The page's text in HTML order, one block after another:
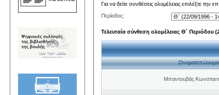
Για να δείτε συνθέσεις ολομέλειας επιλέξτε την
Περίοδος:
Τελευταία σύνθεση ολομέλειας Θ΄ Περιόδου
Ονοματεπώνυμο
Μπαντουβάς